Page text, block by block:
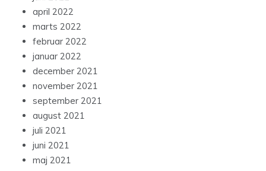
april 2022
marts 2022
februar 2022
januar 2022
december 2021
november 2021
september 2021
august 2021
juli 2021
juni 2021
maj 2021